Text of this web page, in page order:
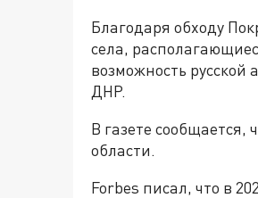
Благодаря обходу
села,
возможность
ДНР.
В газете сообщается,
области.
Forbes писал, что в